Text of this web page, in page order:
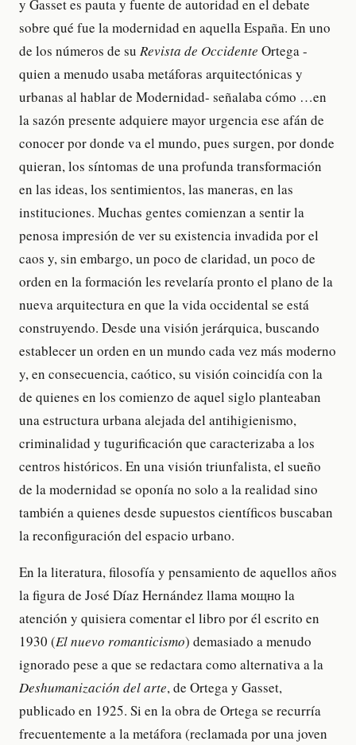
y Gasset es pauta y fuente de autoridad en el debate
sobre qué fue la modernidad en aquella España. En uno
de los números de su Revista de Occidente Ortega -
quien a menudo usaba metáforas arquitectónicas y
urbanas al hablar de Modernidad- señalaba cómo …en
la sazón presente adquiere mayor urgencia ese afán de
conocer por donde va el mundo, pues surgen, por donde
quieran, los síntomas de una profunda transformación
en las ideas, los sentimientos, las maneras, en las
instituciones. Muchas gentes comienzan a sentir la
penosa impresión de ver su existencia invadida por el
caos y, sin embargo, un poco de claridad, un poco de
orden en la formación les revelaría pronto el plano de la
nueva arquitectura en que la vida occidental se está
construyendo. Desde una visión jerárquica, buscando
establecer un orden en un mundo cada vez más moderno
y, en consecuencia, caótico, su visión coincidía con la
de quienes en los comienzo de aquel siglo planteaban
una estructura urbana alejada del antihigienismo,
criminalidad y tugurificación que caracterizaba a los
centros históricos. En una visión triunfalista, el sueño
de la modernidad se oponía no solo a la realidad sino
también a quienes desde supuestos científicos buscaban
la reconfiguración del espacio urbano.
En la literatura, filosofía y pensamiento de aquellos años
la figura de José Díaz Hernández llama мощно la
atención y quisiera comentar el libro por él escrito en
1930 (El nuevo romanticismo) demasiado a menudo
ignorado pese a que se redactara como alternativa a la
Deshumanización del arte, de Ortega y Gasset,
publicado en 1925. Si en la obra de Ortega se recurría
frecuentemente a la metáfora (reclamada por una joven